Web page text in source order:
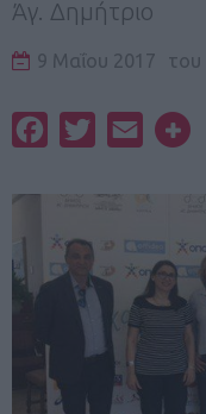
Άγ. Δημήτριο
9 Μαΐου 2017 του
FacebookTwitterEmail